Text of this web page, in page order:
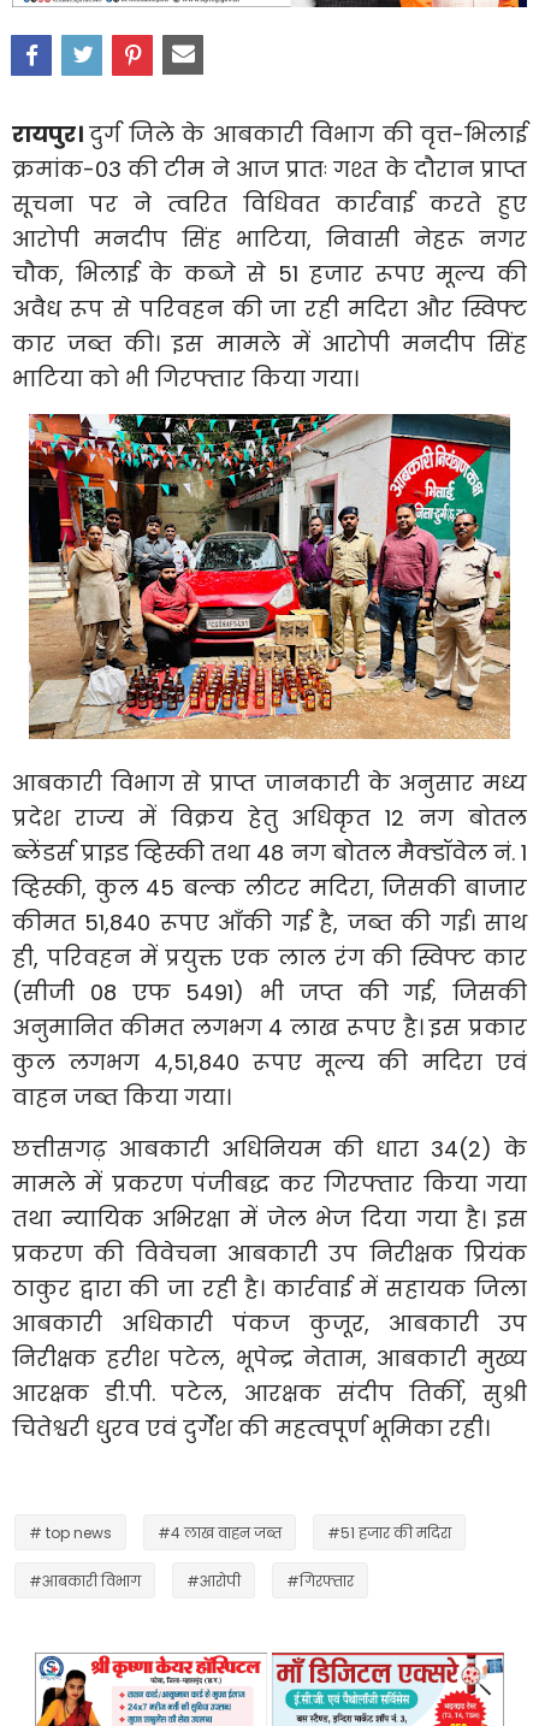
रायपुर।दुर्ग जिले के आबकारी विभाग की वृत्त-भिलाई
क्रमांक-03 की टीम ने आज प्रातः गश्त के दौरान प्राप्त
सूचना पर ने त्वरित विधिवत कार्रवाई करते हुए
आरोपी मनदीप सिंह भाटिया, निवासी नेहरू नगर
चौक, भिलाई के कब्जे से 51 हजार रूपए मूल्य की
अवैध रूप से परिवहन की जा रही मदिरा और स्विफ्ट
कार जब्त की। इस मामले में आरोपी मनदीप सिंह
भाटिया को भी गिरफ्तार किया गया।
आबकारी विभाग से प्राप्त जानकारी के अनुसार मध्य
प्रदेश राज्य में विक्रय हेतु अधिकृत 12 नग बोतल
ब्लेंडर्स प्राइड व्हिस्की तथा 48 नग बोतल मैक्डॉवेल नं. 1
व्हिस्की, कुल 45 बल्क लीटर मदिरा, जिसकी बाजार
कीमत 51,840 रूपए आँकी गई है, जब्त की गई। साथ
ही, परिवहन में प्रयुक्त एक लाल रंग की स्विफ्ट कार
(सीजी 08 एफ 5491) भी जप्त की गई, जिसकी
अनुमानित कीमत लगभग 4 लाख रूपए है। इस प्रकार
कुल लगभग 4,51,840 रूपए मूल्य की मदिरा एवं
वाहन जब्त किया गया।
छत्तीसगढ़ आबकारी अधिनियम की धारा 34(2) के
मामले में प्रकरण पंजीबद्ध कर गिरफ्तार किया गया
तथा न्यायिक अभिरक्षा में जेल भेज दिया गया है। इस
प्रकरण की विवेचना आबकारी उप निरीक्षक प्रियंक
ठाकुर द्वारा की जा रही है। कार्रवाई में सहायक जिला
आबकारी अधिकारी पंकज कुजूर, आबकारी उप
निरीक्षक हरीश पटेल, भूपेन्द्र नेताम, आबकारी मुख्य
आरक्षक डी.पी. पटेल, आरक्षक संदीप तिर्की, सुश्री
चितेश्वरी धु्रव एवं दुर्गेश की महत्वपूर्ण भूमिका रही।
# top news #4 लाख वाहन जब्त #51 हजार की मदिरा
#आबकारी विभाग #आरोपी #गिरफ्तार